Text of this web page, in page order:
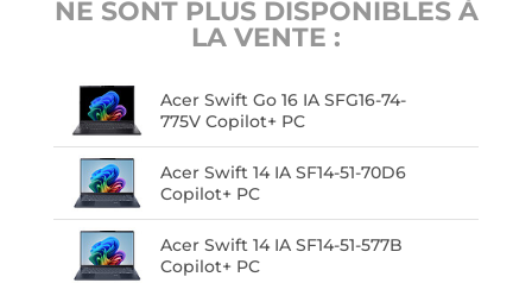
NE SONT PLUS DISPONIBLES À
LA VENTE :
Acer Swift Go 16 IA SFG16-74-
775V Copilot+ PC
Acer Swift 14 IA SF14-51-70D6
Copilot+ PC
Acer Swift 14 IA SF14-51-577B
Copilot+ PC